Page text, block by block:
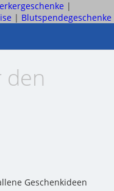
|
| Blutspendegeschenke
den
Geschenkideen